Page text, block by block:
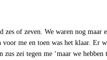
zes of zeven. We waren nog maar
me en toen was het klaar. Er
zei tegen me ‘maar we hebben